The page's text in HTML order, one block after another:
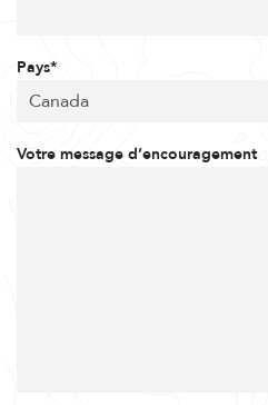
Pays*
Votre message d’encouragement